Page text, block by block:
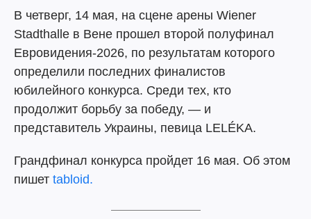
В четверг, 14 мая, на сцене арены Wiener
Stadthalle в Вене прошел второй полуфинал
Евровидения-2026, по результатам которого
определили последних финалистов
юбилейного конкурса. Среди тех, кто
продолжит борьбу за победу, — и
представитель Украины, певица LELÉKA.
Грандфинал конкурса пройдет 16 мая. Об этом
пишет tabloid.